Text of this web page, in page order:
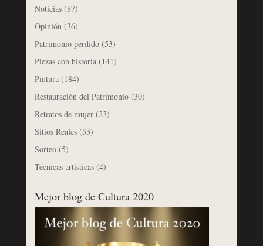
Noticias(87)
Opinión(36)
Patrimonio perdido(53)
Piezas con historia(141)
Pintura(184)
Restauración del Patrimonio(30)
Retratos de mujer(23)
Sitios Reales(53)
Sorteo(5)
Técnicas artísticas(4)
Mejor blog de Cultura 2020